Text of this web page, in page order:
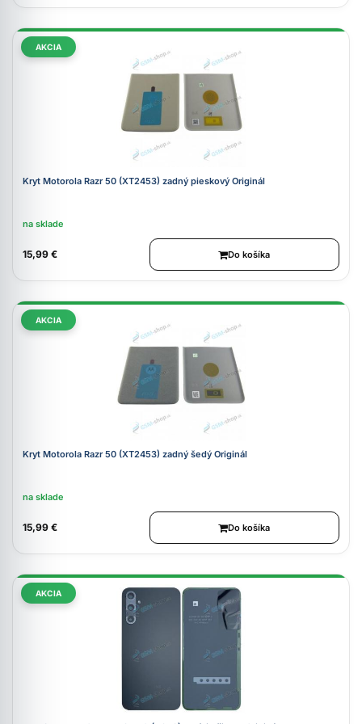
AKCIA
Kryt Motorola Razr 50 (XT2453) zadný pieskový Originál
na sklade
15,99 € Do košíka
AKCIA
Kryt Motorola Razr 50 (XT2453) zadný šedý Originál
na sklade
15,99 € Do košíka
AKCIA